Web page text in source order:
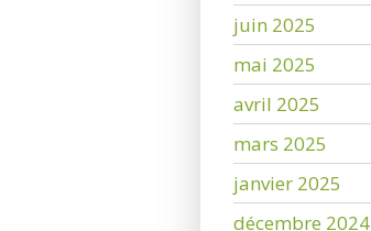
juin 2025
mai 2025
avril 2025
mars 2025
janvier 2025
décembre 2024